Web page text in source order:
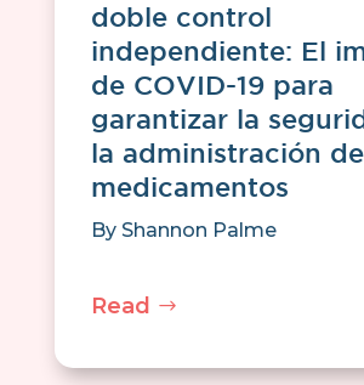
doble control
independiente: El
de COVID-19 para
garantizar la
la administración de
medicamentos
By Shannon Palme
Read